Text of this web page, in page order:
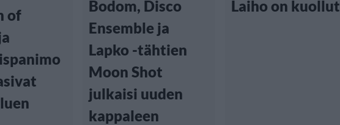
of
Bodom, Disco
Ensemble ja
Lapko -tähtien
Moon Shot
julkaisi uuden
kappaleen
Laiho on kuollut